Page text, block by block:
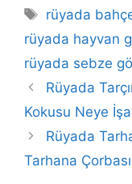
Etiketler
rüyada
rüyada hayvan
rüyada sebze
Rüyada
Kokusu Neye
Rüyada
Tarhana